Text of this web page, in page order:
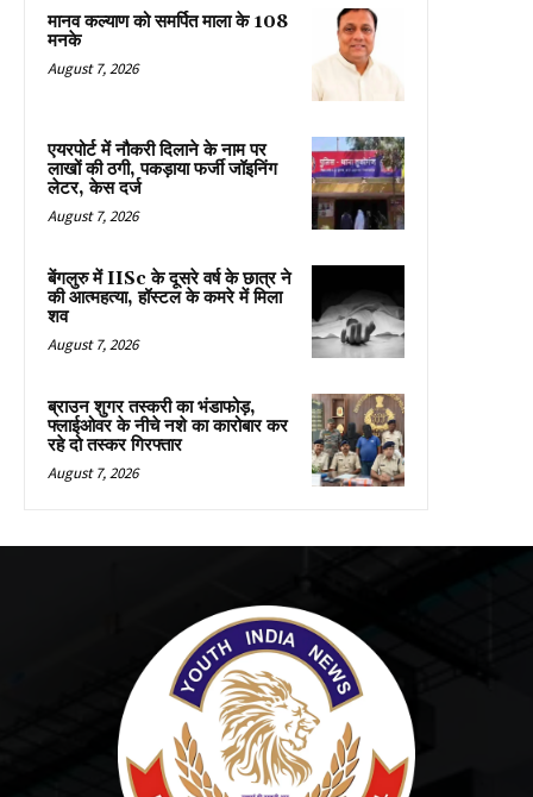
मानव कल्याण को समर्पित माला के 108
मनके
August 7, 2026
एयरपोर्ट में नौकरी दिलाने के नाम पर
लाखों की ठगी, पकड़ाया फर्जी जॉइनिंग
लेटर, केस दर्ज
August 7, 2026
बेंगलुरु में IISc के दूसरे वर्ष के छात्र ने
की आत्महत्या, हॉस्टल के कमरे में मिला
शव
August 7, 2026
ब्राउन शुगर तस्करी का भंडाफोड़,
फ्लाईओवर के नीचे नशे का कारोबार कर
रहे दो तस्कर गिरफ्तार
August 7, 2026